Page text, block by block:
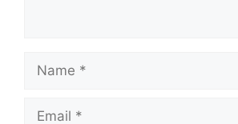
Name
Email